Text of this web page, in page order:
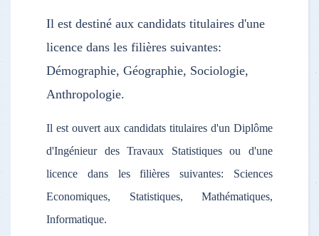
Il est destiné aux candidats titulaires d'une
licence dans les filières suivantes:
Démographie, Géographie, Sociologie,
Anthropologie.
Il est ouvert aux candidats titulaires d'un Diplôme
d'Ingénieur des Travaux Statistiques ou d'une
licence dans les filières suivantes: Sciences
Economiques, Statistiques, Mathématiques,
Informatique.